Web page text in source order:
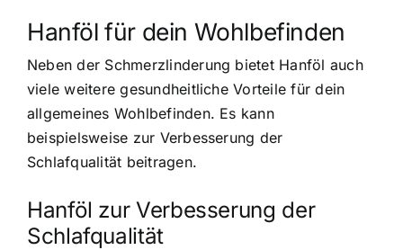
Hanföl für dein Wohlbefinden
Neben der Schmerzlinderung bietet Hanföl auch
viele weitere gesundheitliche Vorteile für dein
allgemeines Wohlbefinden. Es kann
beispielsweise zur Verbesserung der
Schlafqualität beitragen.
Hanföl zur Verbesserung der
Schlafqualität